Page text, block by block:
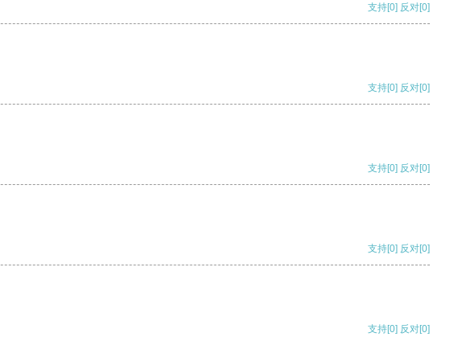
支持[0] 反对[0]
支持[0] 反对[0]
支持[0] 反对[0]
支持[0] 反对[0]
支持[0] 反对[0]